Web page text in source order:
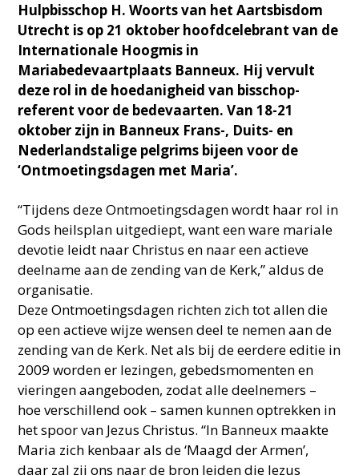
Hulpbisschop H. Woorts van het Aartsbisdom
Utrecht is op 21 oktober hoofdcelebrant van de
Internationale Hoogmis in
Mariabedevaartplaats Banneux. Hij vervult
deze rol in de hoedanigheid van bisschop-
referent voor de bedevaarten. Van 18-21
oktober zijn in Banneux Frans-, Duits- en
Nederlandstalige pelgrims bijeen voor de
‘Ontmoetingsdagen met Maria’.
“Tijdens deze Ontmoetingsdagen wordt haar rol in
Gods heilsplan uitgediept, want een ware mariale
devotie leidt naar Christus en naar een actieve
deelname aan de zending van de Kerk,” aldus de
organisatie.
Deze Ontmoetingsdagen richten zich tot allen die
op een actieve wijze wensen deel te nemen aan de
zending van de Kerk. Net als bij de eerdere editie in
2009 worden er lezingen, gebedsmomenten en
vieringen aangeboden, zodat alle deelnemers –
hoe verschillend ook – samen kunnen optrekken in
het spoor van Jezus Christus. “In Banneux maakte
Maria zich kenbaar als de ‘Maagd der Armen’,
daar zal zij ons naar de bron leiden die Jezus